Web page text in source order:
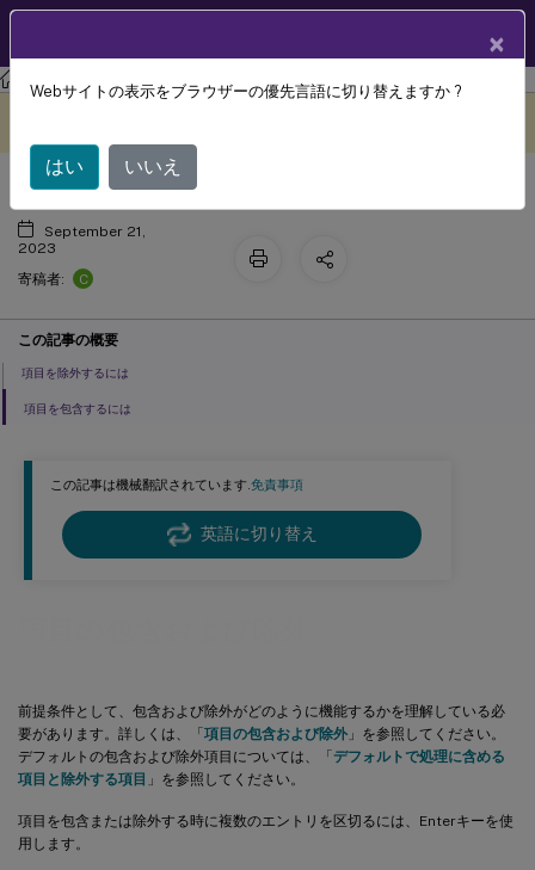
Profile Management Profile Management 2305
この記事は機械翻訳されています.免責事項
英語に切り替え
前提条件として、包含および除外がどのように機能するかを理解している必
要があります。詳しくは、「項目の包含および除外 」を参照してください。
デフォルトの包含および除外項目については、「デフォルトで処理に含める
項目と除外する項目 」を参照してください。
項目を包含または除外する時に複数のエントリを区切るには、Enterキーを使
用します。
項目の包含および除外
September 21,
2023
寄稿者:
C
この記事の概要
項目を除外するには
項目を包含するには
×
Webサイトの表示をブラウザーの優先言語に切り替えますか ?
はい いいえ